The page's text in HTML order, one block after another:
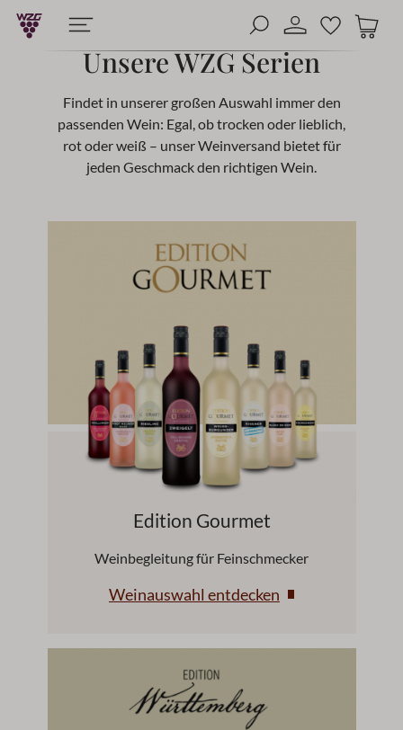
springen
Unsere WZG Serien
Findet in unserer großen Auswahl immer den
passenden Wein: Egal, ob trocken oder lieblich,
rot oder weiß – unser Weinversand bietet für
jeden Geschmack den richtigen Wein.
Edition Gourmet
Weinbegleitung für Feinschmecker
Weinauswahl entdecken